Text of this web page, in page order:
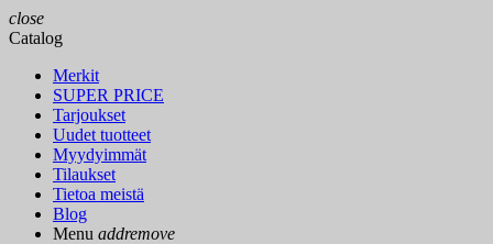
close
Catalog
Merkit
SUPER PRICE
Tarjoukset
Uudet tuotteet
Myydyimmät
Tilaukset
Tietoa meistä
Blog
Menu addremove